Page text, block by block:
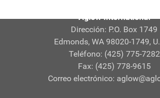
Aglow International
Dirección: P.O. Box 1749
Edmonds, WA 98020-1749,
Teléfono: (425) 775-7282
Fax: (425) 778-9615
Correo electrónico: